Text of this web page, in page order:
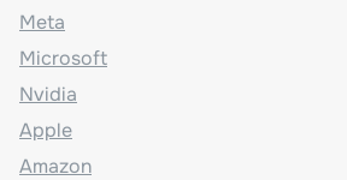
Meta
Microsoft
Nvidia
Apple
Amazon